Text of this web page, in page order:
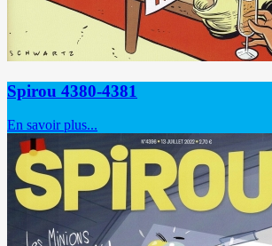
Spirou 4380-4381
En savoir plus...